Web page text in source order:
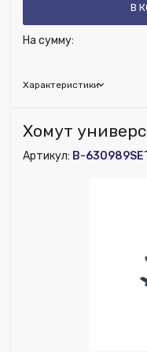
Характеристики
В
На сумму:
Наличие
Номенклатура:
Хомут
Артикул: B-